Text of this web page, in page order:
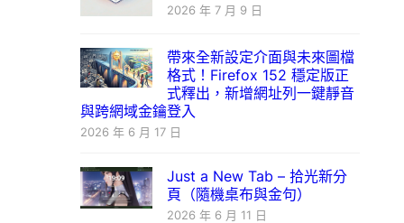
2026 年 7 月 9 日
帶來全新設定介面與未來圖檔
格式！Firefox 152 穩定版正
式釋出，新增網址列一鍵靜音
與跨網域金鑰登入
2026 年 6 月 17 日
Just a New Tab – 拾光新分
頁（隨機桌布與金句）
2026 年 6 月 11 日